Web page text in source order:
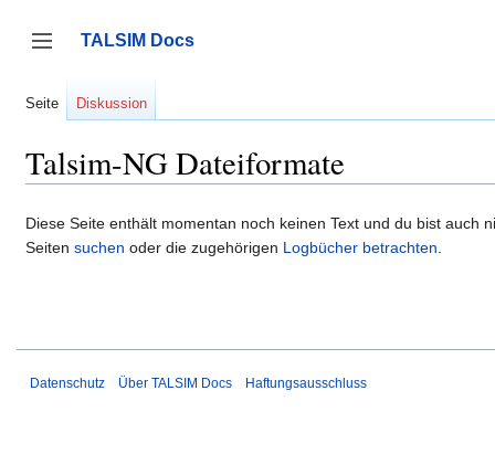
springen
Seitenleiste umschalten
TALSIM Docs
Seite Diskussion
Talsim-NG Dateiformate
Diese Seite enthält momentan noch keinen Text und du bist auch
Seiten suchen oder die zugehörigen Logbücher betrachten
Datenschutz Über TALSIM Docs Haftungsausschluss